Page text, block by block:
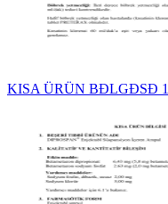
KISA ÜRÜN BĐLGĐSĐ